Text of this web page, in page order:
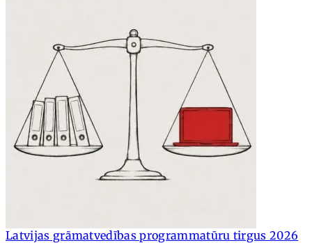
Latvijas grāmatvedības programmatūru tirgus 2026